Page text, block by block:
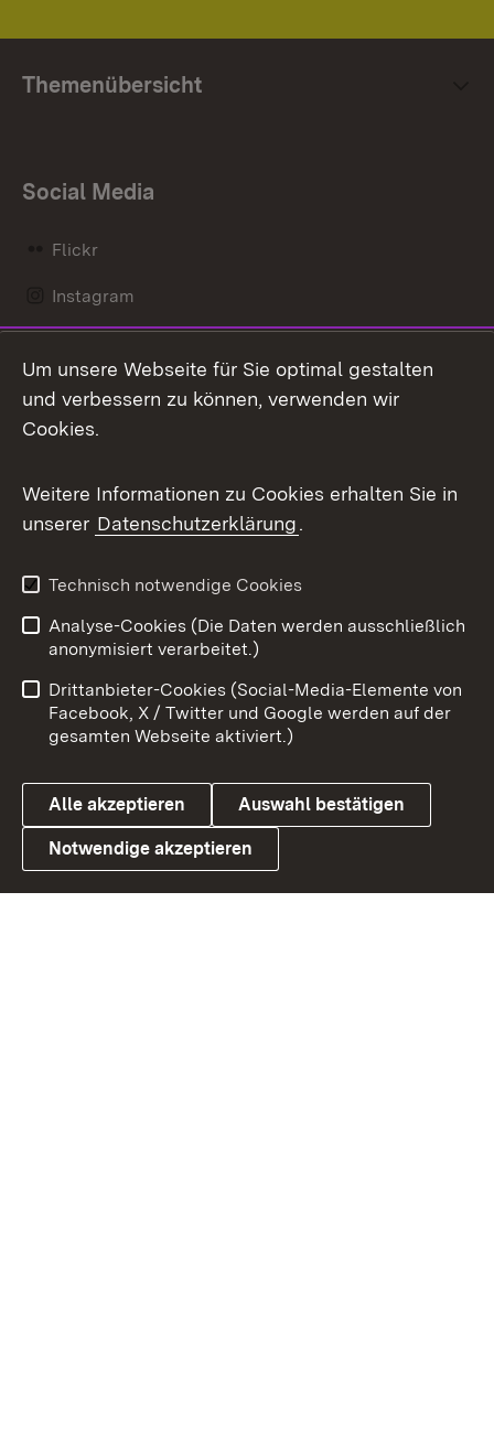
Themenübersicht
Social Media
Flickr
Instagram
Mastodon
Messenger
Social Wall
X / Twitter
Youtube
Link zum Landesportal
Benutzungshinweise
Barrierefreiheit
Datenschutz
Cookies
Um unsere Webseite für Sie optimal gestalten
und verbessern zu können, verwenden wir
Cookies.
Weitere Informationen zu Cookies erhalten Sie in
unserer Datenschutzerklärung.
Technisch notwendige Cookies
Analyse-Cookies (Die Daten werden ausschließlich
anonymisiert verarbeitet.)
Drittanbieter-Cookies (Social-Media-Elemente von
Facebook, X / Twitter und Google werden auf der
gesamten Webseite aktiviert.)
Alle akzeptieren Auswahl bestätigen
Notwendige akzeptieren